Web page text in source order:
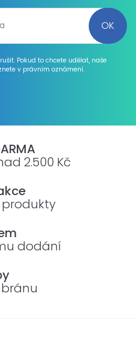
Pokud to chcete udělat, naše
v právním oznámení.
2.500 Kč
dodání